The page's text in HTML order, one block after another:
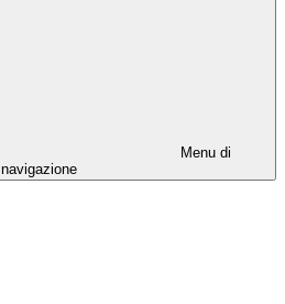
Menu di
navigazione